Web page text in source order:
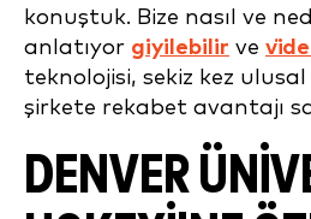
konuştuk. Bize nasıl ve
anlatıyor giyilebilir ve
teknolojisi, sekiz kez
şirkete rekabet avantajı
DENVER